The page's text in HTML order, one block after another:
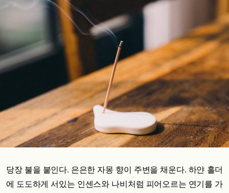
당장 불을 붙인다. 은은한 자몽 향이 주변을 채운다. 하얀 홀더
에 도도하게 서있는 인센스와나비처럼 피어오르는 연기를 가